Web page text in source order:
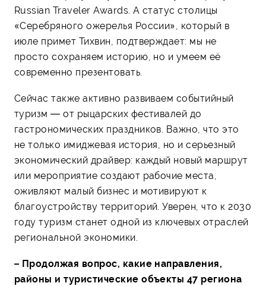
Russian Traveler Awards. А статус столицы
«Серебряного ожерелья России», который в
июле примет Тихвин, подтверждает: мы не
просто сохраняем историю, но и умеем её
современно презентовать.
Сейчас также активно развиваем событийный
туризм — от рыцарских фестивалей до
гастрономических праздников. Важно, что это
не только имиджевая история, но и серьезный
экономический драйвер: каждый новый маршрут
или мероприятие создают рабочие места,
оживляют малый бизнес и мотивируют к
благоустройству территорий. Уверен, что к 2030
году туризм станет одной из ключевых отраслей
региональной экономики.
– Продолжая вопрос, какие направления,
районы и туристические объекты 47 региона